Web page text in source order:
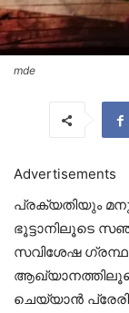
mde
Advertisements
പ്രക്യതിയും
ഭൂട്ടാനിലൂടെ
സവിശേഷ
ചെയ്യാൻ